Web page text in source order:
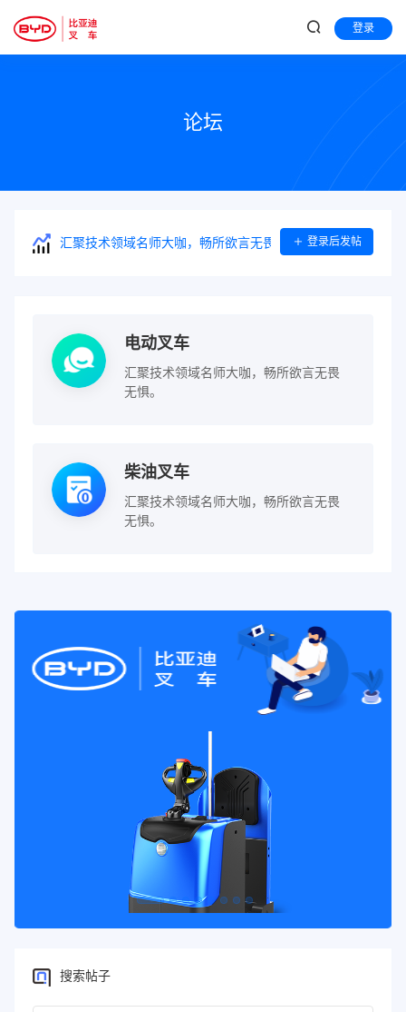
登录
论坛
汇聚技术领域名师大咖，畅所欲言无畏无惧。登录后发帖
电动叉车
汇聚技术领域名师大咖，畅所欲言无畏
无惧。
柴油叉车
汇聚技术领域名师大咖，畅所欲言无畏
无惧。
搜索帖子